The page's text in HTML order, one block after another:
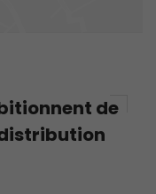
de